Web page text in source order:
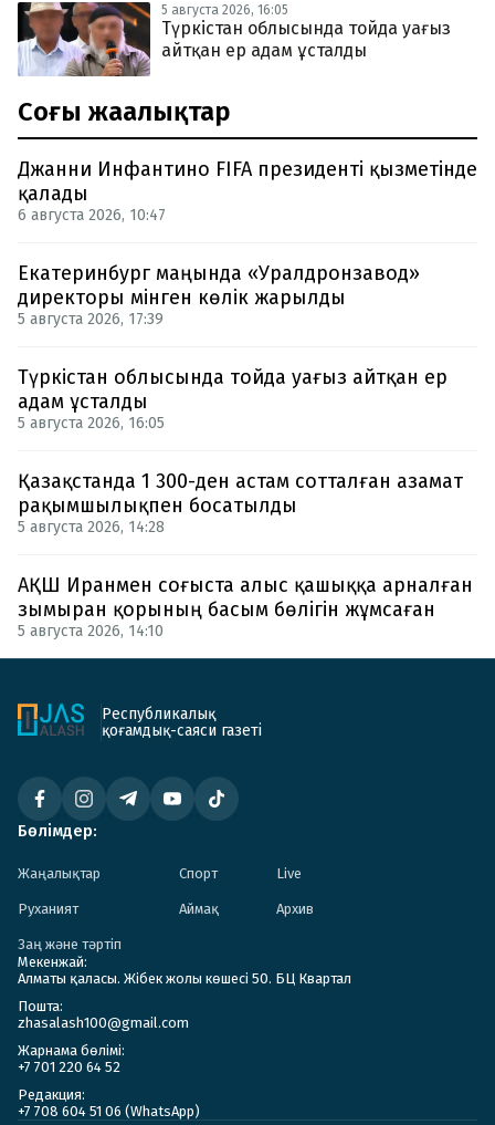
5 августа 2026, 16:05
Түркістан облысында тойда уағыз
айтқан ер адам ұсталды
Соңғы жаңалықтар
Джанни Инфантино FIFA президенті қызметінде
қалады
6 августа 2026, 10:47
Екатеринбург маңында «Уралдронзавод»
директоры мінген көлік жарылды
5 августа 2026, 17:39
Түркістан облысында тойда уағыз айтқан ер
адам ұсталды
5 августа 2026, 16:05
Қазақстанда 1 300-ден астам сотталған азамат
рақымшылықпен босатылды
5 августа 2026, 14:28
АҚШ Иранмен соғыста алыс қашыққа арналған
зымыран қорының басым бөлігін жұмсаған
5 августа 2026, 14:10
Республикалық
қоғамдық-саяси газеті
Бөлімдер:
Жаңалықтар Спорт Live
Руханият Аймақ Архив
Заң және тәртіп
Мекенжай:
Алматы қаласы. Жібек жолы көшесі 50. БЦ Квартал
Пошта:
zhasalash100@gmail.com
Жарнама бөлімі:
+7 701 220 64 52
Редакция:
+7 708 604 51 06 (WhatsApp)